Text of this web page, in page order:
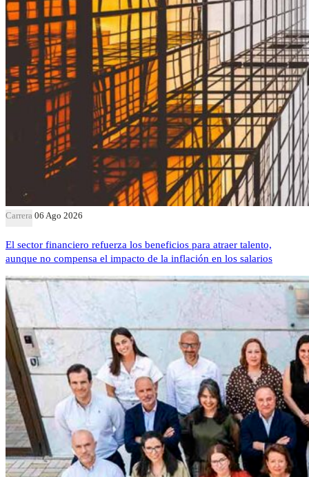
Carrera 06 Ago 2026
El sector financiero refuerza los beneficios para atraer talento,
aunque no compensa el impacto de la inflación en los salarios